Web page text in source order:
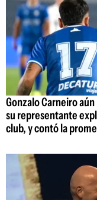
Gonzalo Carneiro
su representante
club, y contó la